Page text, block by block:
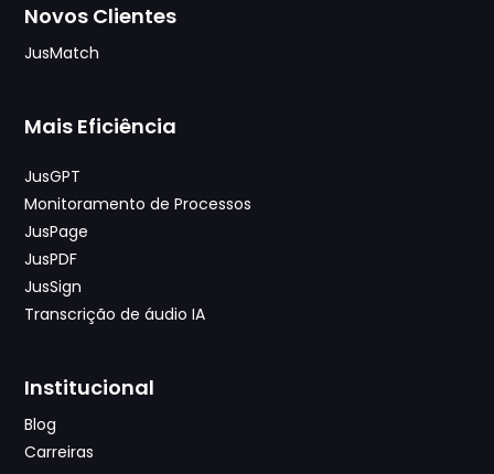
Novos Clientes
JusMatch
Mais Eficiência
JusGPT
Monitoramento de Processos
JusPage
JusPDF
JusSign
Transcrição de áudio IA
Institucional
Blog
Carreiras